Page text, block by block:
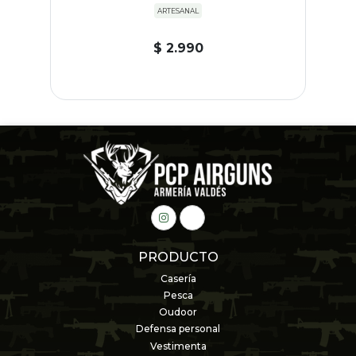
ARTESANAL
$ 2.990
PRODUCTO
Casería
Pesca
Oudoor
Defensa personal
Vestimenta